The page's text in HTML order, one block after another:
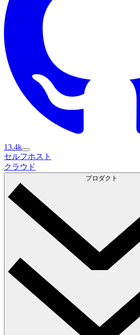
13.4k
セルフホスト
セルフホスト
クラウド
プロダクト